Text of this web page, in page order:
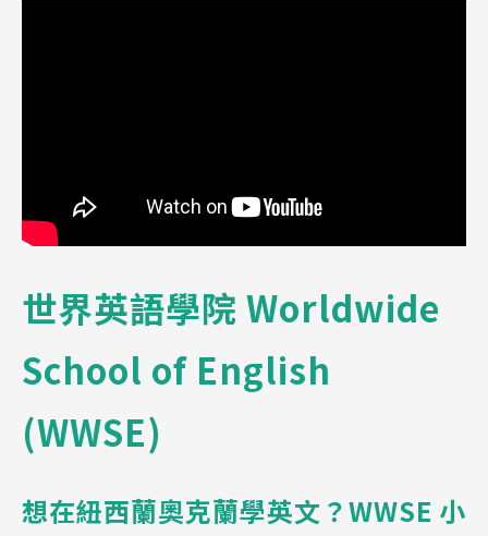
世界英語學院 Worldwide
School of English
(WWSE)
想在紐西蘭奧克蘭學英文？WWSE 小